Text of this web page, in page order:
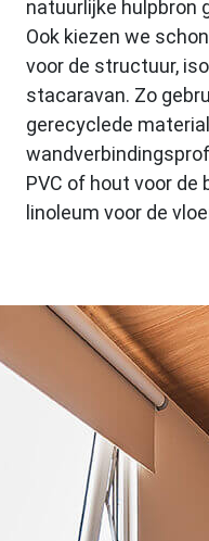
natuurlijke hulpbron
Ook kiezen we
voor de structuur,
stacaravan. Zo
gerecyclede
PVC of hout voor
linoleum voor de